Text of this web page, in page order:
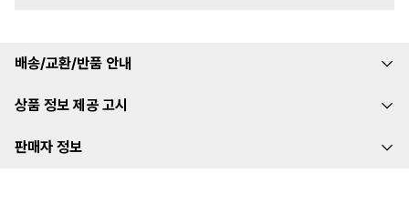
배송/교환/반품 안내
상품 정보 제공 고시
판매자 정보